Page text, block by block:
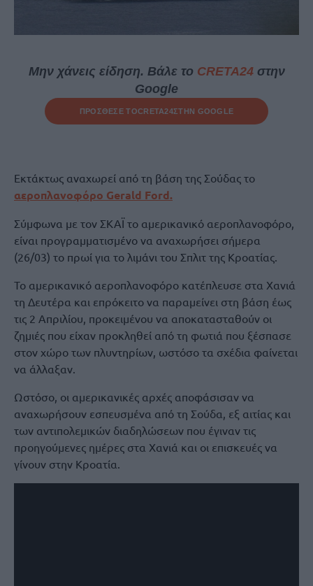
Μην χάνεις είδηση. Βάλε το CRETA24στην
Google
ΠΡΟΣΘΕΣΕ ΤΟCRETA24ΣΤΗΝ GOOGLE
Εκτάκτως αναχωρεί από τη βάση της Σούδας το
αεροπλανοφόρο Gerald Ford.
Σύμφωνα με τον ΣΚΑΪ το αμερικανικό αεροπλανοφόρο,
είναι προγραμματισμένο να αναχωρήσει σήμερα
(26/03) το πρωί για το λιμάνι του Σπλιτ της Κροατίας.
Το αμερικανικό αεροπλανοφόρο κατέπλευσε στα Χανιά
τη Δευτέρα και επρόκειτο να παραμείνει στη βάση έως
τις 2 Απριλίου, προκειμένου να αποκατασταθούν οι
ζημιές που είχαν προκληθεί από τη φωτιά που ξέσπασε
στον χώρο των πλυντηρίων, ωστόσο τα σχέδια φαίνεται
να άλλαξαν.
Ωστόσο, οι αμερικανικές αρχές αποφάσισαν να
αναχωρήσουν εσπευσμένα από τη Σούδα, εξ αιτίας και
των αντιπολεμικών διαδηλώσεων που έγιναν τις
προηγούμενες ημέρες στα Χανιά και οι επισκευές να
γίνουν στην Κροατία.